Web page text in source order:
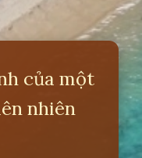
của một
nhiên